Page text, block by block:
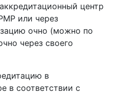
центр
или через
очно (можно по
через своего
в
в соответствии с